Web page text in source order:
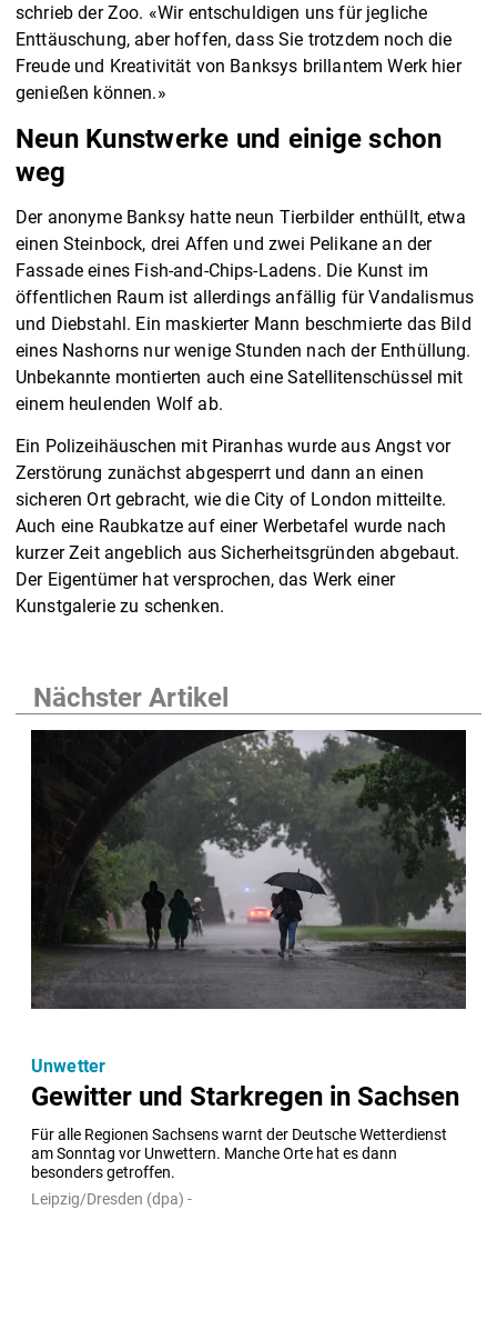
schrieb der Zoo. «Wir entschuldigen uns für jegliche
Enttäuschung, aber hoffen, dass Sie trotzdem noch die
Freude und Kreativität von Banksys brillantem Werk hier
genießen können.»
Neun Kunstwerke und einige schon
weg
Der anonyme Banksy hatte neun Tierbilder enthüllt, etwa
einen Steinbock, drei Affen und zwei Pelikane an der
Fassade eines Fish-and-Chips-Ladens. Die Kunst im
öffentlichen Raum ist allerdings anfällig für Vandalismus
und Diebstahl. Ein maskierter Mann beschmierte das Bild
eines Nashorns nur wenige Stunden nach der Enthüllung.
Unbekannte montierten auch eine Satellitenschüssel mit
einem heulenden Wolf ab.
Ein Polizeihäuschen mit Piranhas wurde aus Angst vor
Zerstörung zunächst abgesperrt und dann an einen
sicheren Ort gebracht, wie die City of London mitteilte.
Auch eine Raubkatze auf einer Werbetafel wurde nach
kurzer Zeit angeblich aus Sicherheitsgründen abgebaut.
Der Eigentümer hat versprochen, das Werk einer
Kunstgalerie zu schenken.
Nächster Artikel
Gewitter und Starkregen in Sachsen
Für alle Regionen Sachsens warnt der Deutsche Wetterdienst
am Sonntag vor Unwettern. Manche Orte hat es dann
besonders getroffen.
Unwetter
Leipzig/Dresden (dpa) -